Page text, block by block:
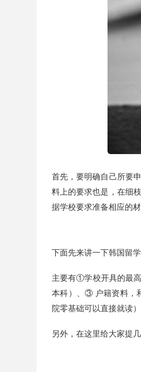
首先，要明确自己所要
料上的要求也是，在细
据学校要求准备相应的
下面先来讲一下韩国留
主要有①学校开具的最
本科）、③ 户籍资料，
院零基础可以直接就读）
另外，在这里给大家提